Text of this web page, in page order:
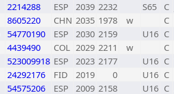
2214288 ESP 2039 2232 S65 C
8605220 CHN 2035 1978 w C
54770190 ESP 2030 2159 U16 C
4439490 COL 2029 2211 w C
523009918 ESP 2023 2177 U16 C
24292176 FID 2019 0 U16 C
54575206 ESP 2009 2158 U16 C